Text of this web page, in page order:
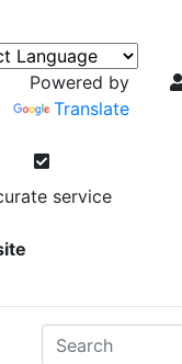
Powered by
Translate
service